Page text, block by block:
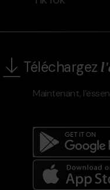
Téléchargez
Maintenant,